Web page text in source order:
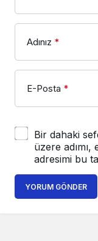
Adınız *
E-Posta *
Bir dahaki
üzere
adresimi bu
YORUM GÖNDER